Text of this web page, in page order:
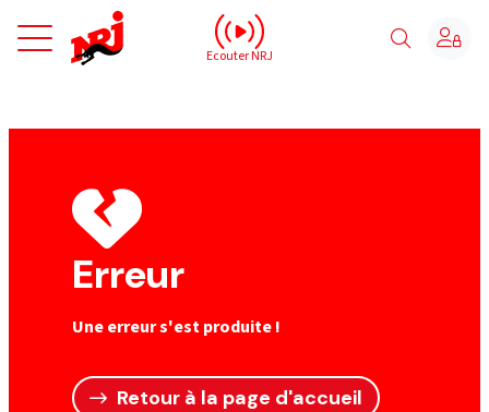
NRJ - Accueil
Ecouter NRJ
Erreur
Une erreur s'est produite !
Retour à la page d'accueil